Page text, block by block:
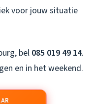
voor jouw situatie
bel 085 019 49 14.
en in het weekend.